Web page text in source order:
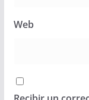
Web